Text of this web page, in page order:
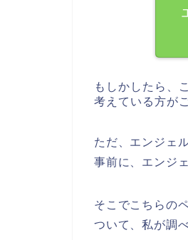
もしかしたら、
考えている方が
ただ、エンジェ
事前に、エンジ
そこでこちらの
ついて、私が調